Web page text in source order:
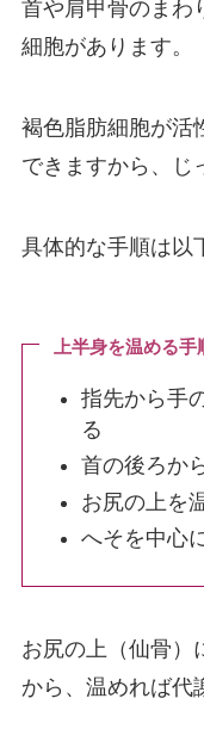
首や肩甲骨のまわ
細胞があります。
褐色脂肪細胞が活
できますから、じ
具体的な手順は以
上半身を温める手
指先から手
る
首の後ろか
お尻の上を
へそを中心
お尻の上（仙骨）
から、温めれば代